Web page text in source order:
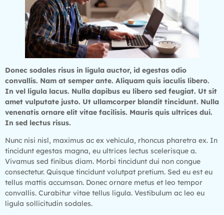
Donec sodales risus in ligula auctor, id egestas odio
convallis. Nam at semper ante. Aliquam quis iaculis libero.
In vel ligula lacus. Nulla dapibus eu libero sed feugiat. Ut sit
amet vulputate justo. Ut ullamcorper blandit tincidunt. Nulla
venenatis ornare elit vitae facilisis. Mauris quis ultrices dui.
In sed lectus risus.
Nunc nisi nisl, maximus ac ex vehicula, rhoncus pharetra ex. In
tincidunt egestas magna, eu ultrices lectus scelerisque a.
Vivamus sed finibus diam. Morbi tincidunt dui non congue
consectetur. Quisque tincidunt volutpat pretium. Sed eu est eu
tellus mattis accumsan. Donec ornare metus et leo tempor
convallis. Curabitur vitae tellus ligula. Vestibulum ac leo eu
ligula sollicitudin sodales.